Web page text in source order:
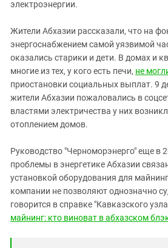
электроэнергии.
Жители Абхазии рассказали, что на
энергоснабжением самой уязвимой
оказались старики и дети. В домах и
многие из тех, у кого есть печи, не
приостановки социальных выплат. 9
жители Абхазии пожаловались в
властями электричества у них
отоплением домов.
Руководство "Черноморэнерго" еще в
проблемы в энергетике Абхазии
установкой оборудования для
компании не позволяют однозначно
говорится в справке "Кавказского
майнинг: кто виноват в абхазском